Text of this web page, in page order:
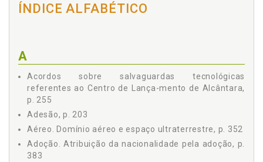
3.2 EVOLUÇÃO HISTÓRICA, p. 69
4.2.1 Santa Sé (Vaticano), p. 81
4.2.2 Comitê Internacional da Cruz Vermelha, p. 89
4.2.3 Grupos Insurgentes e Beligerantes, p. 91
4.2.3.1 Terrorismo, p. 100
Capítulo V ‒ FONTES: INTRODUÇÃO, p. 113
5.1 CLASSIFICAÇÃO, p. 113
5.2 EQUIDADE (EX AEQUO ET BONO), p. 116
ÍNDICE ALFABÉTICO
A
Acordos sobre salvaguardas tecnológicas
referentes ao Centro de Lança-mento de Alcântara,
p. 255
Adesão, p. 203
Aéreo. Domínio aéreo e espaço ultraterrestre, p. 352
Adoção. Atribuição da nacionalidade pela adoção, p.
383